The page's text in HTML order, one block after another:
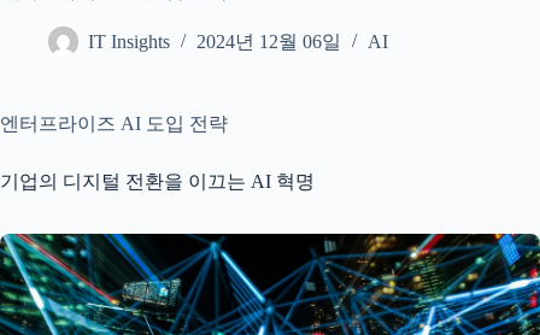
IT Insights 2024년 12월 06일 AI
엔터프라이즈 AI 도입 전략
기업의 디지털 전환을 이끄는 AI 혁명